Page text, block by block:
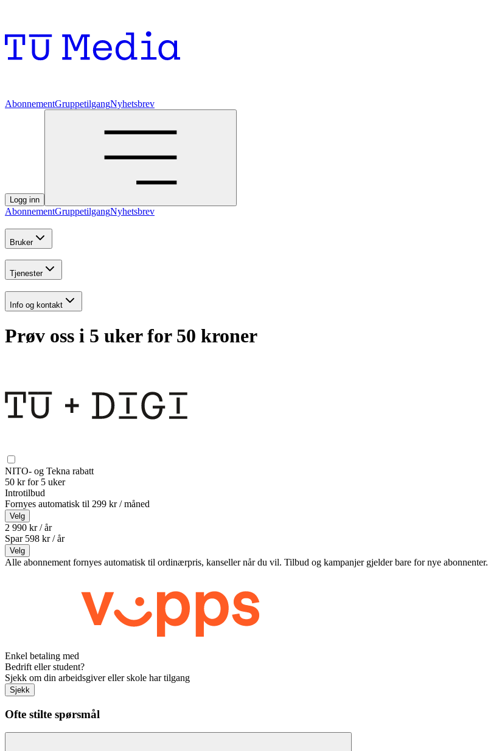
AbonnementGruppetilgangNyhetsbrev
Logg inn
AbonnementGruppetilgangNyhetsbrev
Bruker
Tjenester
Info og kontakt
Prøv oss i 5 uker for 50 kroner
NITO- og Tekna rabatt
50 kr for 5 uker
Introtilbud
Fornyes automatisk til 299 kr / måned
Velg
2 990 kr / år
Spar 598 kr /år
Velg
Alle abonnement fornyes automatisk til ordinærpris, kanseller når du vil. Tilbud og kampanjer gjelder bare for nye abonnenter.
Enkel betaling med
Bedrift eller student?
Sjekk om din arbeidsgiver eller skole har tilgang
Sjekk
Ofte stilte spørsmål